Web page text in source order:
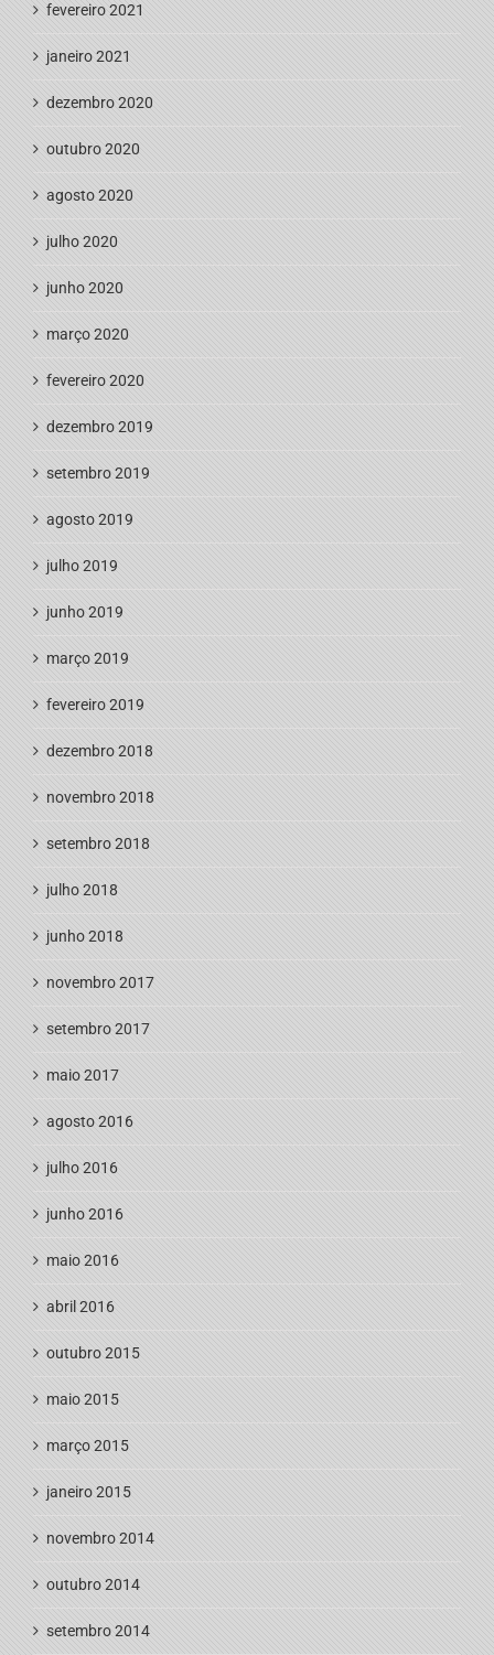
fevereiro 2021
janeiro 2021
dezembro 2020
outubro 2020
agosto 2020
julho 2020
junho 2020
março 2020
fevereiro 2020
dezembro 2019
setembro 2019
agosto 2019
julho 2019
junho 2019
março 2019
fevereiro 2019
dezembro 2018
novembro 2018
setembro 2018
julho 2018
junho 2018
novembro 2017
setembro 2017
maio 2017
agosto 2016
julho 2016
junho 2016
maio 2016
abril 2016
outubro 2015
maio 2015
março 2015
janeiro 2015
novembro 2014
outubro 2014
setembro 2014